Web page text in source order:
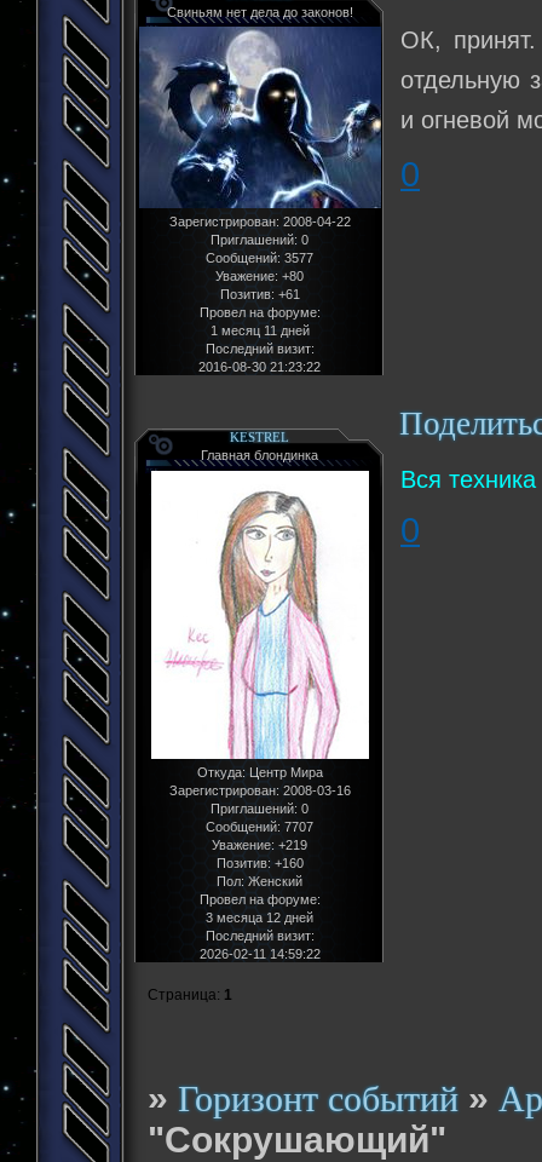
Свиньям нет дела до законов!
Зарегистрирован: 2008-04-22
Приглашений: 0
Сообщений: 3577
Уважение: +80
Позитив: +61
Провел на форуме:
1 месяц 11 дней
Последний визит:
2016-08-30 21:23:22
ОК,
отдельную
и огневой
0
KESTREL
Главная блондинка
Откуда: Центр Мира
Зарегистрирован: 2008-03-16
Приглашений: 0
Сообщений: 7707
Уважение: +219
Позитив: +160
Пол:Женский
Провел на форуме:
3 месяца 12 дней
Последний визит:
2026-02-11 14:59:22
Вся
0
Страница: 1
»Горизонт событий »
"Сокрушающий"